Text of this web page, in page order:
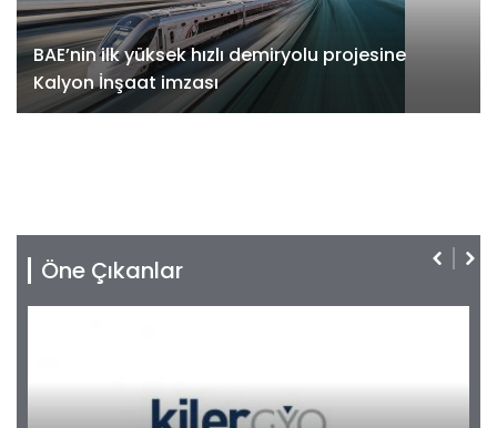
BAE’nin ilk yüksek hızlı demiryolu projesine
Kalyon İnşaat imzası
Öne Çıkanlar